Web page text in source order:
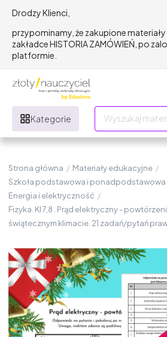
Drodzy Klienci,
przypominamy, że zakupione
zakładce HISTORIA ZAMÓWIEŃ, po
platformie.
Kategorie
Strona główna / Materiały edukacyjne /
Szkoła podstawowa i ponadpodstawowa
Energia i elektryczność /
Fizyka. Kl 7,8 . Prąd elektryczny -
świątecznym klimacie. 21 zadań/pytań